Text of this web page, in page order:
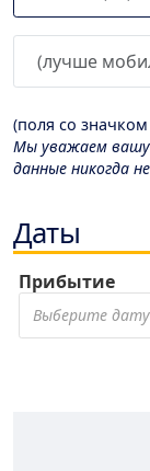
(поля со
Мы уважаем вашу
данные никогда
Даты
Прибытие
Выберите дату